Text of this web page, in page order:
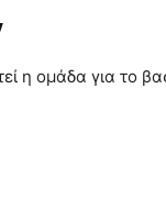
η ομάδα για το